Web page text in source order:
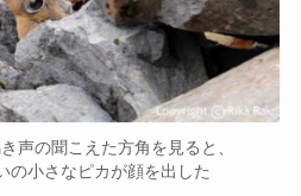
声の聞こえた方角を見ると、
の小さなピカが顔を出した